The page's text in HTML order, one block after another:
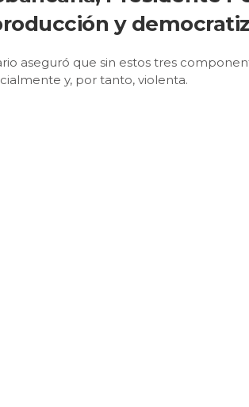
y
aseguró que sin estos tres
y, por tanto, violenta.